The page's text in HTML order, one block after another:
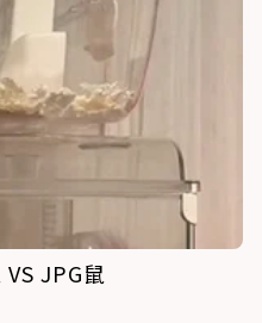
JPG鼠